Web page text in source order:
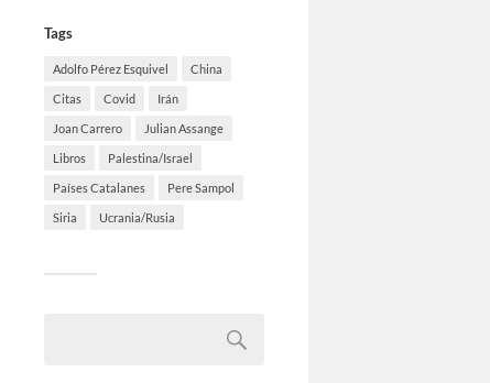
Tags
Adolfo Pérez Esquivel China
Citas Covid Irán
Joan Carrero Julian Assange
Libros Palestina/Israel
Países Catalanes Pere Sampol
Siria Ucrania/Rusia